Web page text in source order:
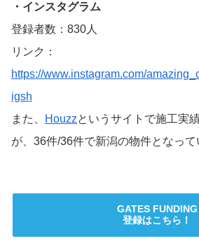
・インスタグラム
登録者数：830人
リンク：
https://www.instagram.com/
igsh
また、
Houzzというサイトで施工実
が、36件/36件で新潟の物件となって
GATES FUNDING
登録はこちら！